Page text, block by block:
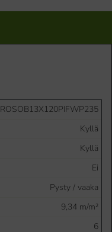
ROSOB13X120PIFWP235
Kyllä
Kyllä
Ei
Pysty / vaaka
9,34 m/m²
6